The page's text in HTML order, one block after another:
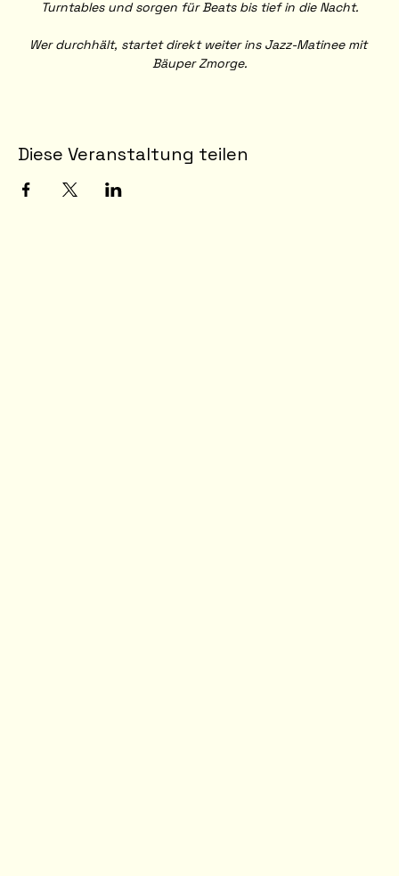
Turntables und sorgen für Beats bis tief in die Nacht.
Wer durchhält, startet direkt weiter ins Jazz-Matinee mit
Bäuper Zmorge.
Diese Veranstaltung teilen